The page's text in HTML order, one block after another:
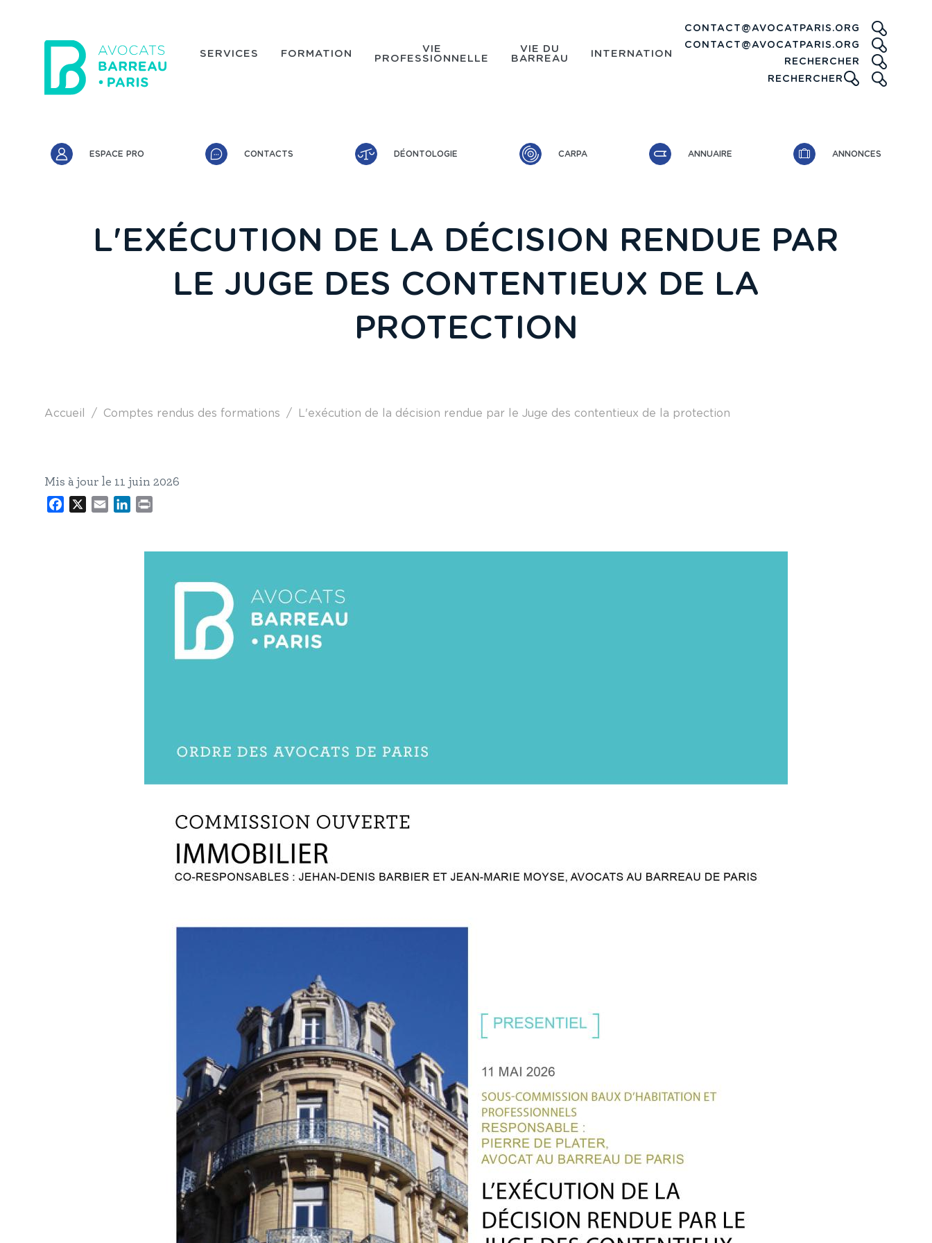
SERVICES FORMATION
VIE
PROFESSIONNELLE
VIE DU
BARREAU
INTERNATIONAL
CONTACT@AVOCATPARIS.ORG
CONTACT@AVOCATPARIS.ORG
RECHERCHER
RECHERCHER ICONE
Accès rapide
ESPACE PRO CONTACTS DÉONTOLOGIE CARPA ANNUAIRE ANNONCES
L'EXÉCUTION DE LA DÉCISION RENDUE PAR
LE JUGE DES CONTENTIEUX DE LA
PROTECTION
Fil d'Ariane
Accueil Comptes rendus des formations L'exécution de la décision rendue par le Juge des contentieux de la protection
Mis à jour le 11 juin 2026
Facebook
X Email LinkedIn